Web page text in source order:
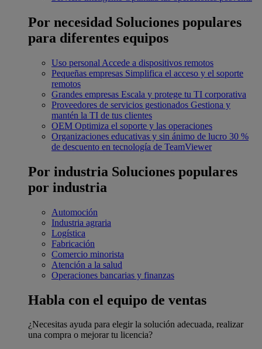
Por necesidad Soluciones populares
para diferentes equipos
Uso personal Accede a dispositivos remotos
Pequeñas empresas Simplifica el acceso y el soporte
remotos
Grandes empresas Escala y protege tu TI corporativa
Proveedores de servicios gestionados Gestiona y
mantén la TI de tus clientes
OEM Optimiza el soporte y las operaciones
Organizaciones educativas y sin ánimo de lucro 30 %
de descuento en tecnología de TeamViewer
Por industria Soluciones populares
por industria
Automoción
Industria agraria
Logística
Fabricación
Comercio minorista
Atención a la salud
Operaciones bancarias y finanzas
Habla con el equipo de ventas
¿Necesitas ayuda para elegir la solución adecuada, realizar
una compra o mejorar tu licencia?